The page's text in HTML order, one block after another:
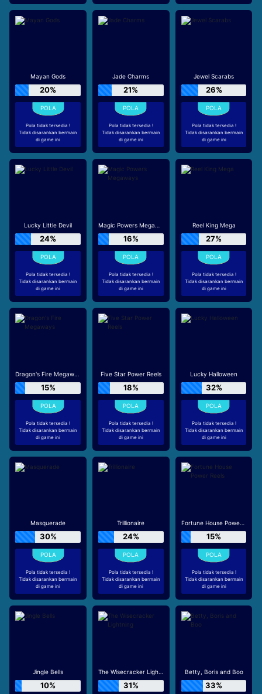
Mayan Gods
20%
Pola tidak tersedia !
Tidak disarankan bermain
di game ini
Jade Charms
21%
Pola tidak tersedia !
Tidak disarankan bermain
di game ini
Jewel Scarabs
26%
Pola tidak tersedia !
Tidak disarankan bermain
di game ini
Lucky Little Devil
24%
Pola tidak tersedia !
Tidak disarankan bermain
di game ini
Magic Powers Megaways
16%
Pola tidak tersedia !
Tidak disarankan bermain
di game ini
Reel King Mega
27%
Pola tidak tersedia !
Tidak disarankan bermain
di game ini
Dragon's Fire Megaways
15%
Pola tidak tersedia !
Tidak disarankan bermain
di game ini
Five Star Power Reels
18%
Pola tidak tersedia !
Tidak disarankan bermain
di game ini
Lucky Halloween
32%
Pola tidak tersedia !
Tidak disarankan bermain
di game ini
Masquerade
30%
Pola tidak tersedia !
Tidak disarankan bermain
di game ini
Trillionaire
24%
Pola tidak tersedia !
Tidak disarankan bermain
di game ini
Fortune House Power Reels
15%
Pola tidak tersedia !
Tidak disarankan bermain
di game ini
Jingle Bells
10%
The Wisecracker Lightning
31%
Betty, Boris and Boo
33%